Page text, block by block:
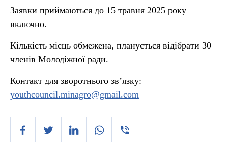
Заявки приймаються до 15 травня 2025 року
включно.
Кількість місць обмежена, планується відібрати 30
членів Молодіжної ради.
Контакт для зворотнього зв’язку:
youthcouncil.minagro@gmail.com